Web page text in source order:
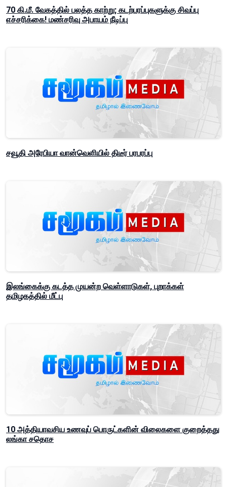
70 கி.மீ. வேகத்தில் பலத்த காற்று; கடற்பரப்புகளுக்கு சிவப்பு
எச்சரிக்கை! மண்சரிவு அபாயம் நீடிப்பு
சவூதி அரேபியா வான்வெளியில் திடீர் பரபரப்பு
இலங்கைக்கு கடத்த முயன்ற வெள்ளாடுகள், புறாக்கள்
தமிழகத்தில் மீட்பு
10 அத்தியாவசிய உணவுப் பொருட்களின் விலைகளை குறைத்தது
லங்கா சதொச